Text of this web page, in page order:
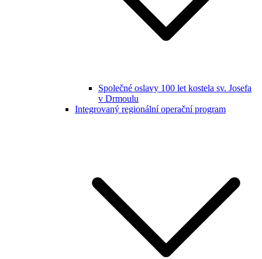
Společné oslavy 100 let kostela sv. Josefa
v Drmoulu
Integrovaný regionální operační program